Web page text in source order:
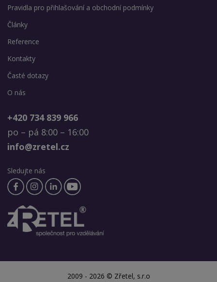
Pravidla pro přihlašování a obchodní podmínky
Články
Reference
Kontakty
Časté dotazy
O nás
+420 734 839 966
po – pá 8:00 – 16:00
info@zretel.cz
Sledujte nás
2009 - 2026 © Zřetel, s.r.o